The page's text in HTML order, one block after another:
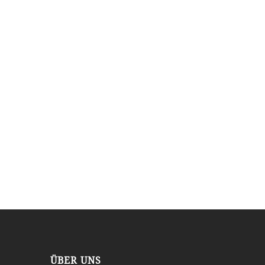
ÜBER UNS